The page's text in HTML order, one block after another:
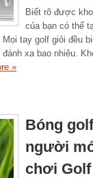
Biết rõ được
của bạn có thể
tay golf giỏi đều
xa bao nhiêu.
»
Bóng
người
chơi Golf